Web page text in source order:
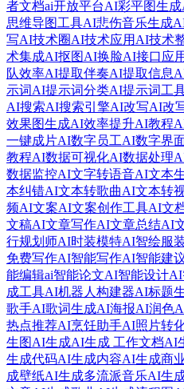
者文档ai开放平台AI彩平图生成
思维导图工具AI悲伤音乐生成
写AI技术圈AI技术应用 AI技术
术集成AI抠图AI换脸AI接口应用
队效率AI提取伴奏AI提取信息
示词AI提示词分类AI提示词工
AI搜索AI搜索引擎AI改写AI改
效果图生成AI效率提升AI教程
一键成片AI数字员工AI数字界
教程AI数据可视化AI数据处理
数据监控AI文字转语音AI文本
本纠错AI文本转歌曲AI文本转
频AI文案AI文案创作工具AI文
文稿AI文章写作AI文章总结AI
行规划师AI时装模特AI智绘服
免费写作AI智能写作AI智能建
能编辑ai智能论文AI智能设计AI
成工具AI机器人构建器AI标题
歌手AI歌词生成AI海报AI润色
热点推荐AI烹饪助手AI照片转
生图AI生成AI生成 工作文档AI
生成代码AI生成内容AI生成商
成壁纸AI生成多流派音乐AI生